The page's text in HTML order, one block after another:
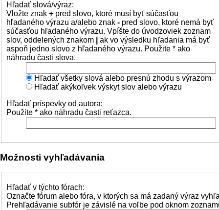
Hľadať slová/výraz:
Vložte znak + pred slovo, ktoré musí byť súčasťou
hľadaného výrazu a/alebo znak - pred slovo, ktoré nemá byť
súčasťou hľadaného výrazu. Vpíšte do úvodzoviek zoznam
slov, oddelených znakom
ak vo výsledku hľadania má byť
aspoň jedno slovo z hľadaného výrazu. Použite * ako
náhradu časti slova.
Hľadať všetky slová alebo presnú zhodu s výrazom
Hľadať akýkoľvek výskyt slov alebo výrazu
Hľadať príspevky od autora:
Použite * ako náhradu časti reťazca.
Možnosti vyhľadávania
Hľadať v týchto fórach:
Označte fórum alebo fóra, v ktorých sa má zadaný výraz
Prehľadávanie subfór je závislé na voľbe pod oknom